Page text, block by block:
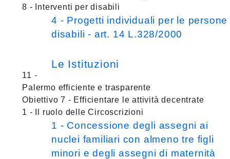
8 - Interventi per disabili
4 - Progetti individuali per le persone
disabili - art. 14 L.328/2000
Le Istituzioni
11 -
Palermo efficiente e trasparente
Obiettivo 7 - Efficientare le attività decentrate
1 - Il ruolo delle Circoscrizioni
1 - Concessione degli assegni ai
nuclei familiari con almeno tre figli
minori e degli assegni di maternità